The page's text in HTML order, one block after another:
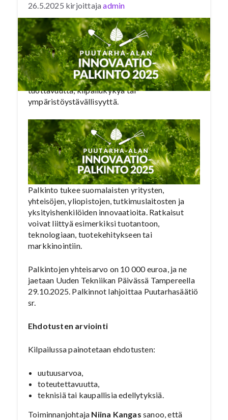
26.5.2025 kirjoittajaadmin
Kauppapuutarhaliitto ry kutsuu jälleen mukaan
kehittämään suomalaista kasvihuonetuotantoa!
Vuoden 2025 Puutarha-alan Innovaatiopalkinto
etsii uusia tuotteita, tuotantomenetelmiä,
palveluita tai ideoita, jotka voivat merkittävällä
tavalla parantaa alan kannattavuutta,
tuottavuutta, kilpailukykyä tai
ympäristöystävällisyyttä.
Palkinto tukee suomalaisten yritysten,
yhteisöjen, yliopistojen, tutkimuslaitosten ja
yksityishenkilöiden innovaatioita. Ratkaisut
voivat liittyä esimerkiksi tuotantoon,
teknologiaan, tuotekehitykseen tai
markkinointiin.
Palkintojen yhteisarvo on 10 000 euroa, ja ne
jaetaan Uuden Tekniikan Päivässä Tampereella
29.10.2025. Palkinnot lahjoittaa Puutarhasäätiö
sr.
Ehdotusten arviointi
Kilpailussa painotetaan ehdotusten:
uutuusarvoa,
toteutettavuutta,
teknisiä tai kaupallisia edellytyksiä.
Toiminnanjohtaja Niina Kangas sanoo, että